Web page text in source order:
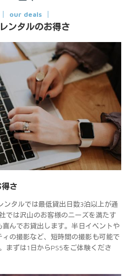
our deals
ンタルのお得さ
さ
タルでは最低貸出日数3泊以上が通
では沢山のお客様のニーズを満たす
んでお貸出します。半日イベントや
ィの撮影など、短時間の撮影も可能で
まずは1日からPS5をご体験くださ